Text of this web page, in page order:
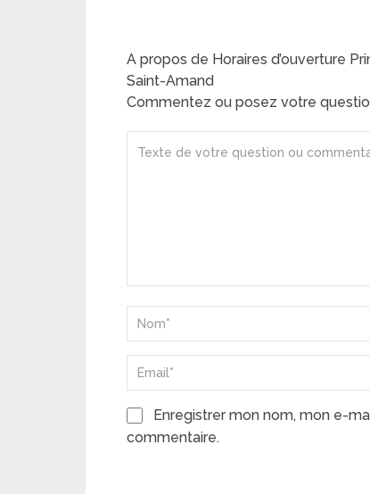
A propos de Horaires d’ouverture
Saint-Amand
Commentez ou posez votre
Enregistrer mon nom, mon e-
commentaire.